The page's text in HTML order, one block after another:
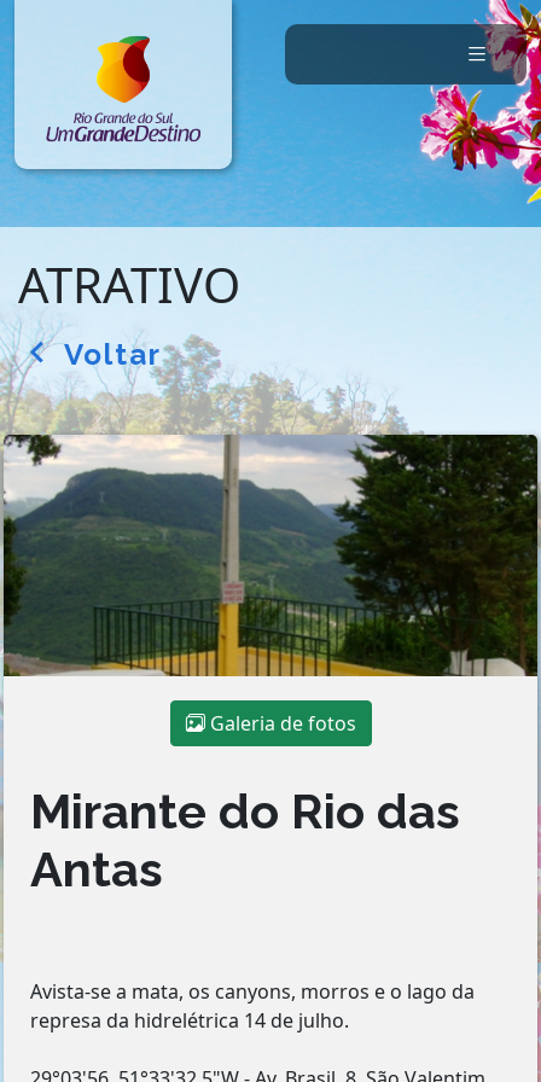
ATRATIVO
arrow_back_ios Voltar
Galeria de fotos
Mirante do Rio das
Antas
Avista-se a mata, os canyons, morros e o lago da
represa da hidrelétrica 14 de julho.